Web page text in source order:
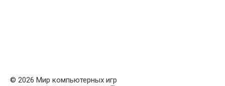
© 2026 Мир компьютерных игр